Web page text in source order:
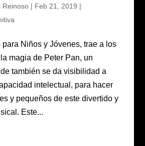
Reinoso| Feb 21, 2019 |
Niños y Jóvenes, trae a los
magia de Peter Pan, un
también se da visibilidad a
intelectual, para hacer
y pequeños de este divertido y
Este...